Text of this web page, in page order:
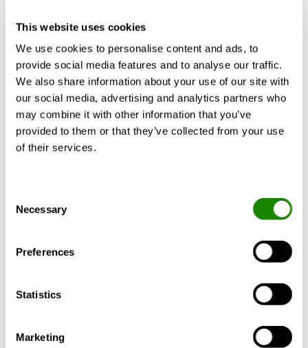
This website uses cookies
We use cookies to personalise content and ads, to
provide social media features and to analyse our traffic.
We also share information about your use of our site with
our social media, advertising and analytics partners who
may combine it with other information that you’ve
provided to them or that they’ve collected from your use
of their services.
Selection
Necessary
Preferences
Statistics
Marketing
fremtidens kølebaffel
Oplev vores nye PACIFIC kølebaffel med
trykuafhængif regulering, der givet optimal
komfort og nem justering. Det modulære
design gør løsningen fleksibel og nem att
tilpassae - både ved nybyggeri och
renovering.